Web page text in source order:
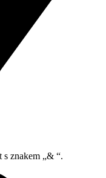
znakem „& “.